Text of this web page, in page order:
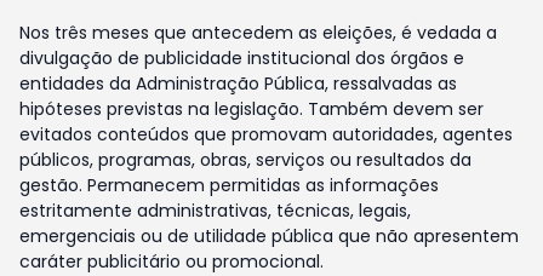
Nos três meses que antecedem as eleições, é vedada a
divulgação de publicidade institucional dos órgãos e
entidades da Administração Pública, ressalvadas as
hipóteses previstas na legislação. Também devem ser
evitados conteúdos que promovam autoridades, agentes
públicos, programas, obras, serviços ou resultados da
gestão. Permanecem permitidas as informações
estritamente administrativas, técnicas, legais,
emergenciais ou de utilidade pública que não apresentem
caráter publicitário ou promocional.